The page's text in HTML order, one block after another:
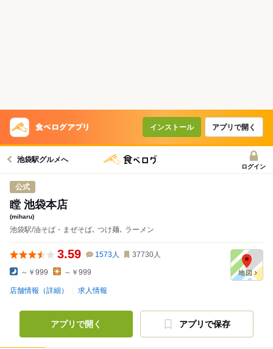
インストール アプリで開く
池袋駅グルメへ
ログイン
公式
瞠 池袋本店
(miharu)
池袋駅/油そば・まぜそば､ つけ麺､ ラーメン
3.59 1573人 37730人
～￥999 ～￥999
店舗情報（詳細） 求人情報
アプリで開く アプリで保存